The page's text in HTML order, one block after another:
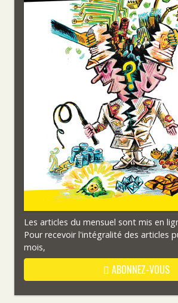
Les articles du mensuel sont mis en
Pour recevoir l'intégralité des articles
mois,
ABONNEZ-VOUS